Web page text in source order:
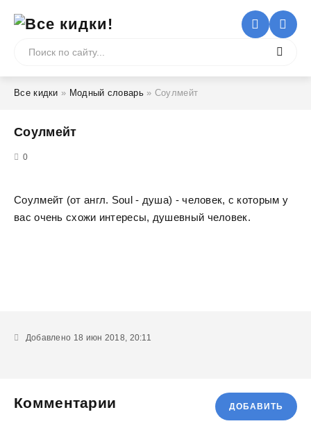
Все кидки » Модный словарь» Соулмейт
Соулмейт
0
Соулмейт (от англ. Soul - душа) - человек, с которым у
вас очень схожи интересы, душевный человек.
Добавлено 18 июн 2018, 20:11
Комментарии ДОБАВИТЬ